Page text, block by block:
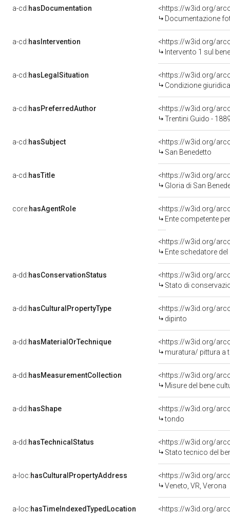
a-cd:hasDocumentation
Documentazione
a-cd:hasIntervention
<https://w3id.org/
Intervento 1 sul
a-cd:hasLegalSituation
Condizione
a-cd:hasPreferredAuthor
<https://w3id.org/
Trentini Guido -
a-cd:hasSubject
<https://w3id.org/
San Benedetto
a-cd:hasTitle
<https://w3id.org/
Gloria di San
core:hasAgentRole
<https://w3id.org/
Ente competente per tutela
<https://w3id.org/
Ente schedatore
a-dd:hasConservationStatus
<https://w3id.org/
Stato di
a-dd:hasCulturalPropertyType
<https://w3id.org/
dipinto
a-dd:hasMaterialOrTechnique
<https://w3id.org/
muratura/ pittura a
a-dd:hasMeasurementCollection
<https://w3id.org/
Misure del bene
a-dd:hasShape
<https://w3id.org/
tondo
a-dd:hasTechnicalStatus
<https://w3id.org/
Stato tecnico del
a-loc:hasCulturalPropertyAddress
<https://w3id.org/
Veneto, VR, Verona
a-loc:hasTimeIndexedTypedLocation
<https://w3id.org/